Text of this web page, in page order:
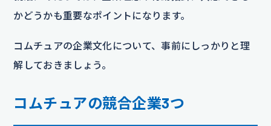
かどうかも重要なポイントになります。
コムチュアの企業文化について、事前にしっかりと理
解しておきましょう。
コムチュアの競合企業3つ